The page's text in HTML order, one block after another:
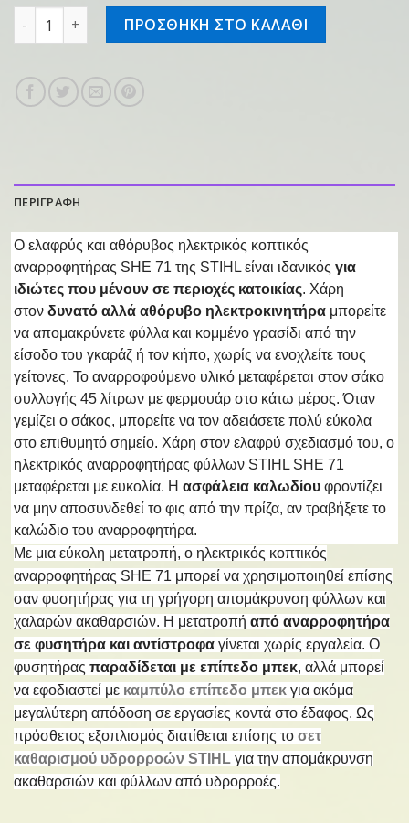
Ηλεκτρικός φυσητήρας-αναρροφητήρας SHE 71 ποσότητα
ΠΡΟΣΘΗΚΗ ΣΤΟ ΚΑΛΑΘΙ
ΠΕΡΙΓΡΑΦΗ
Ο ελαφρύς και αθόρυβος ηλεκτρικός κοπτικός
αναρροφητήρας SHE 71 της STIHL είναι ιδανικός για
ιδιώτες που μένουν σε περιοχές κατοικίας. Χάρη
στον δυνατό αλλά αθόρυβο ηλεκτροκινητήρα μπορείτε
να απομακρύνετε φύλλα και κομμένο γρασίδι από την
είσοδο του γκαράζ ή τον κήπο, χωρίς να ενοχλείτε τους
γείτονες. Το αναρροφούμενο υλικό μεταφέρεται στον σάκο
συλλογής 45 λίτρων με φερμουάρ στο κάτω μέρος. Όταν
γεμίζει ο σάκος, μπορείτε να τον αδειάσετε πολύ εύκολα
στο επιθυμητό σημείο. Χάρη στον ελαφρύ σχεδιασμό του, ο
ηλεκτρικός αναρροφητήρας φύλλων STIHL SHE 71
μεταφέρεται με ευκολία. Η ασφάλεια καλωδίου φροντίζει
να μην αποσυνδεθεί το φις από την πρίζα, αν τραβήξετε το
καλώδιο του αναρροφητήρα.
Με μια εύκολη μετατροπή, ο ηλεκτρικός κοπτικός
αναρροφητήρας SHE 71 μπορεί να χρησιμοποιηθεί επίσης
σαν φυσητήρας για τη γρήγορη απομάκρυνση φύλλων και
χαλαρών ακαθαρσιών. Η μετατροπή από αναρροφητήρα
σε φυσητήρα και αντίστροφα γίνεται χωρίς εργαλεία. Ο
φυσητήρας παραδίδεται με επίπεδο μπεκ, αλλά μπορεί
να εφοδιαστεί με καμπύλο επίπεδο μπεκ για ακόμα
μεγαλύτερη απόδοση σε εργασίες κοντά στο έδαφος. Ως
πρόσθετος εξοπλισμός διατίθεται επίσης το σετ
καθαρισμού υδρορροών STIHL για την απομάκρυνση
ακαθαρσιών και φύλλων από υδρορροές.